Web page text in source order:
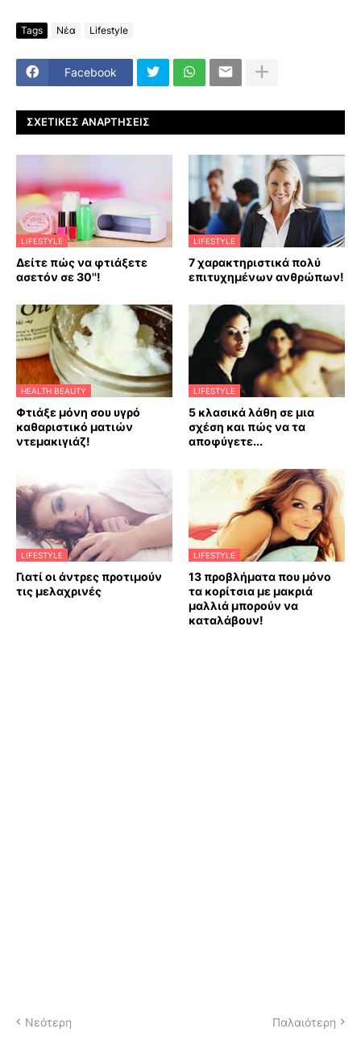
Tags Νέα Lifestyle
Facebook
ΣΧΕΤΙΚΈΣ ΑΝΑΡΤΉΣΕΙΣ
LIFESTYLE
Δείτε πώς να φτιάξετε
ασετόν σε 30''!
LIFESTYLE
7 χαρακτηριστικά πολύ
επιτυχημένων ανθρώπων!
HEALTH BEAUTY
Φτιάξε μόνη σου υγρό
καθαριστικό ματιών
ντεμακιγιάζ!
LIFESTYLE
5 κλασικά λάθη σε μια
σχέση και πώς να τα
αποφύγετε...
LIFESTYLE
Γιατί οι άντρες προτιμούν
τις μελαχρινές
LIFESTYLE
13 προβλήματα που μόνο
τα κορίτσια με μακριά
μαλλιά μπορούν να
καταλάβουν!
Νεότερη Παλαιότερη